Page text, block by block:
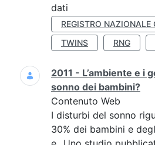
dati
REGISTRO NAZIONALE
TWINS
RNG
2011 - L’ambiente e i
sonno dei bambini?
Contenuto Web
I disturbi del sonno
30% dei bambini e